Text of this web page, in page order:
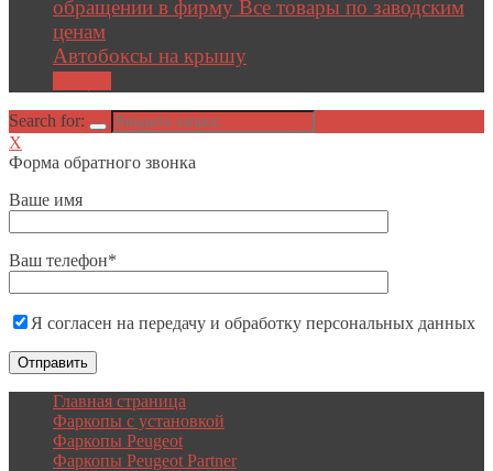
обращении в фирму Все товары по заводским
ценам
Автобоксы на крышу
Search for:
X
Форма обратного звонка
Ваше имя
Ваш телефон*
Я согласен на передачу и обработку персональных данных
Главная страница
Фаркопы с установкой
Фаркопы Peugeot
Фаркопы Peugeot Partner